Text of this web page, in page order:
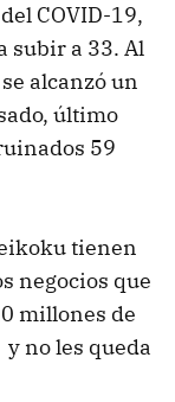
COVID-19,
subir a 33. Al
alcanzó un
último
59
tienen
negocios que
millones de
no les queda